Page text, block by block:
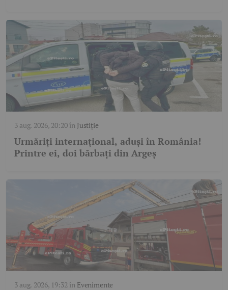
3 aug. 2026, 20:20în Justiție
Urmăriți internațional, aduși în România!
Printre ei, doi bărbați din Argeș
3 aug. 2026, 19:32 în Evenimente